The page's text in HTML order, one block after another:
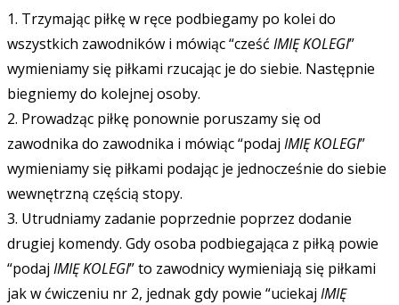
1. Trzymając piłkę w ręce podbiegamy po kolei do
wszystkich zawodników i mówiąc “cześć IMIĘ KOLEGI”
wymieniamy się piłkami rzucając je do siebie. Następnie
biegniemy do kolejnej osoby.
2. Prowadząc piłkę ponownie poruszamy się od
zawodnika do zawodnika i mówiąc “podaj IMIĘ KOLEGI”
wymieniamy się piłkami podając je jednocześnie do siebie
wewnętrzną częścią stopy.
3. Utrudniamy zadanie poprzednie poprzez dodanie
drugiej komendy. Gdy osoba podbiegająca z piłką powie
“podaj IMIĘ KOLEGI” to zawodnicy wymieniają się piłkami
jak w ćwiczeniu nr 2, jednak gdy powie “uciekaj IMIĘ